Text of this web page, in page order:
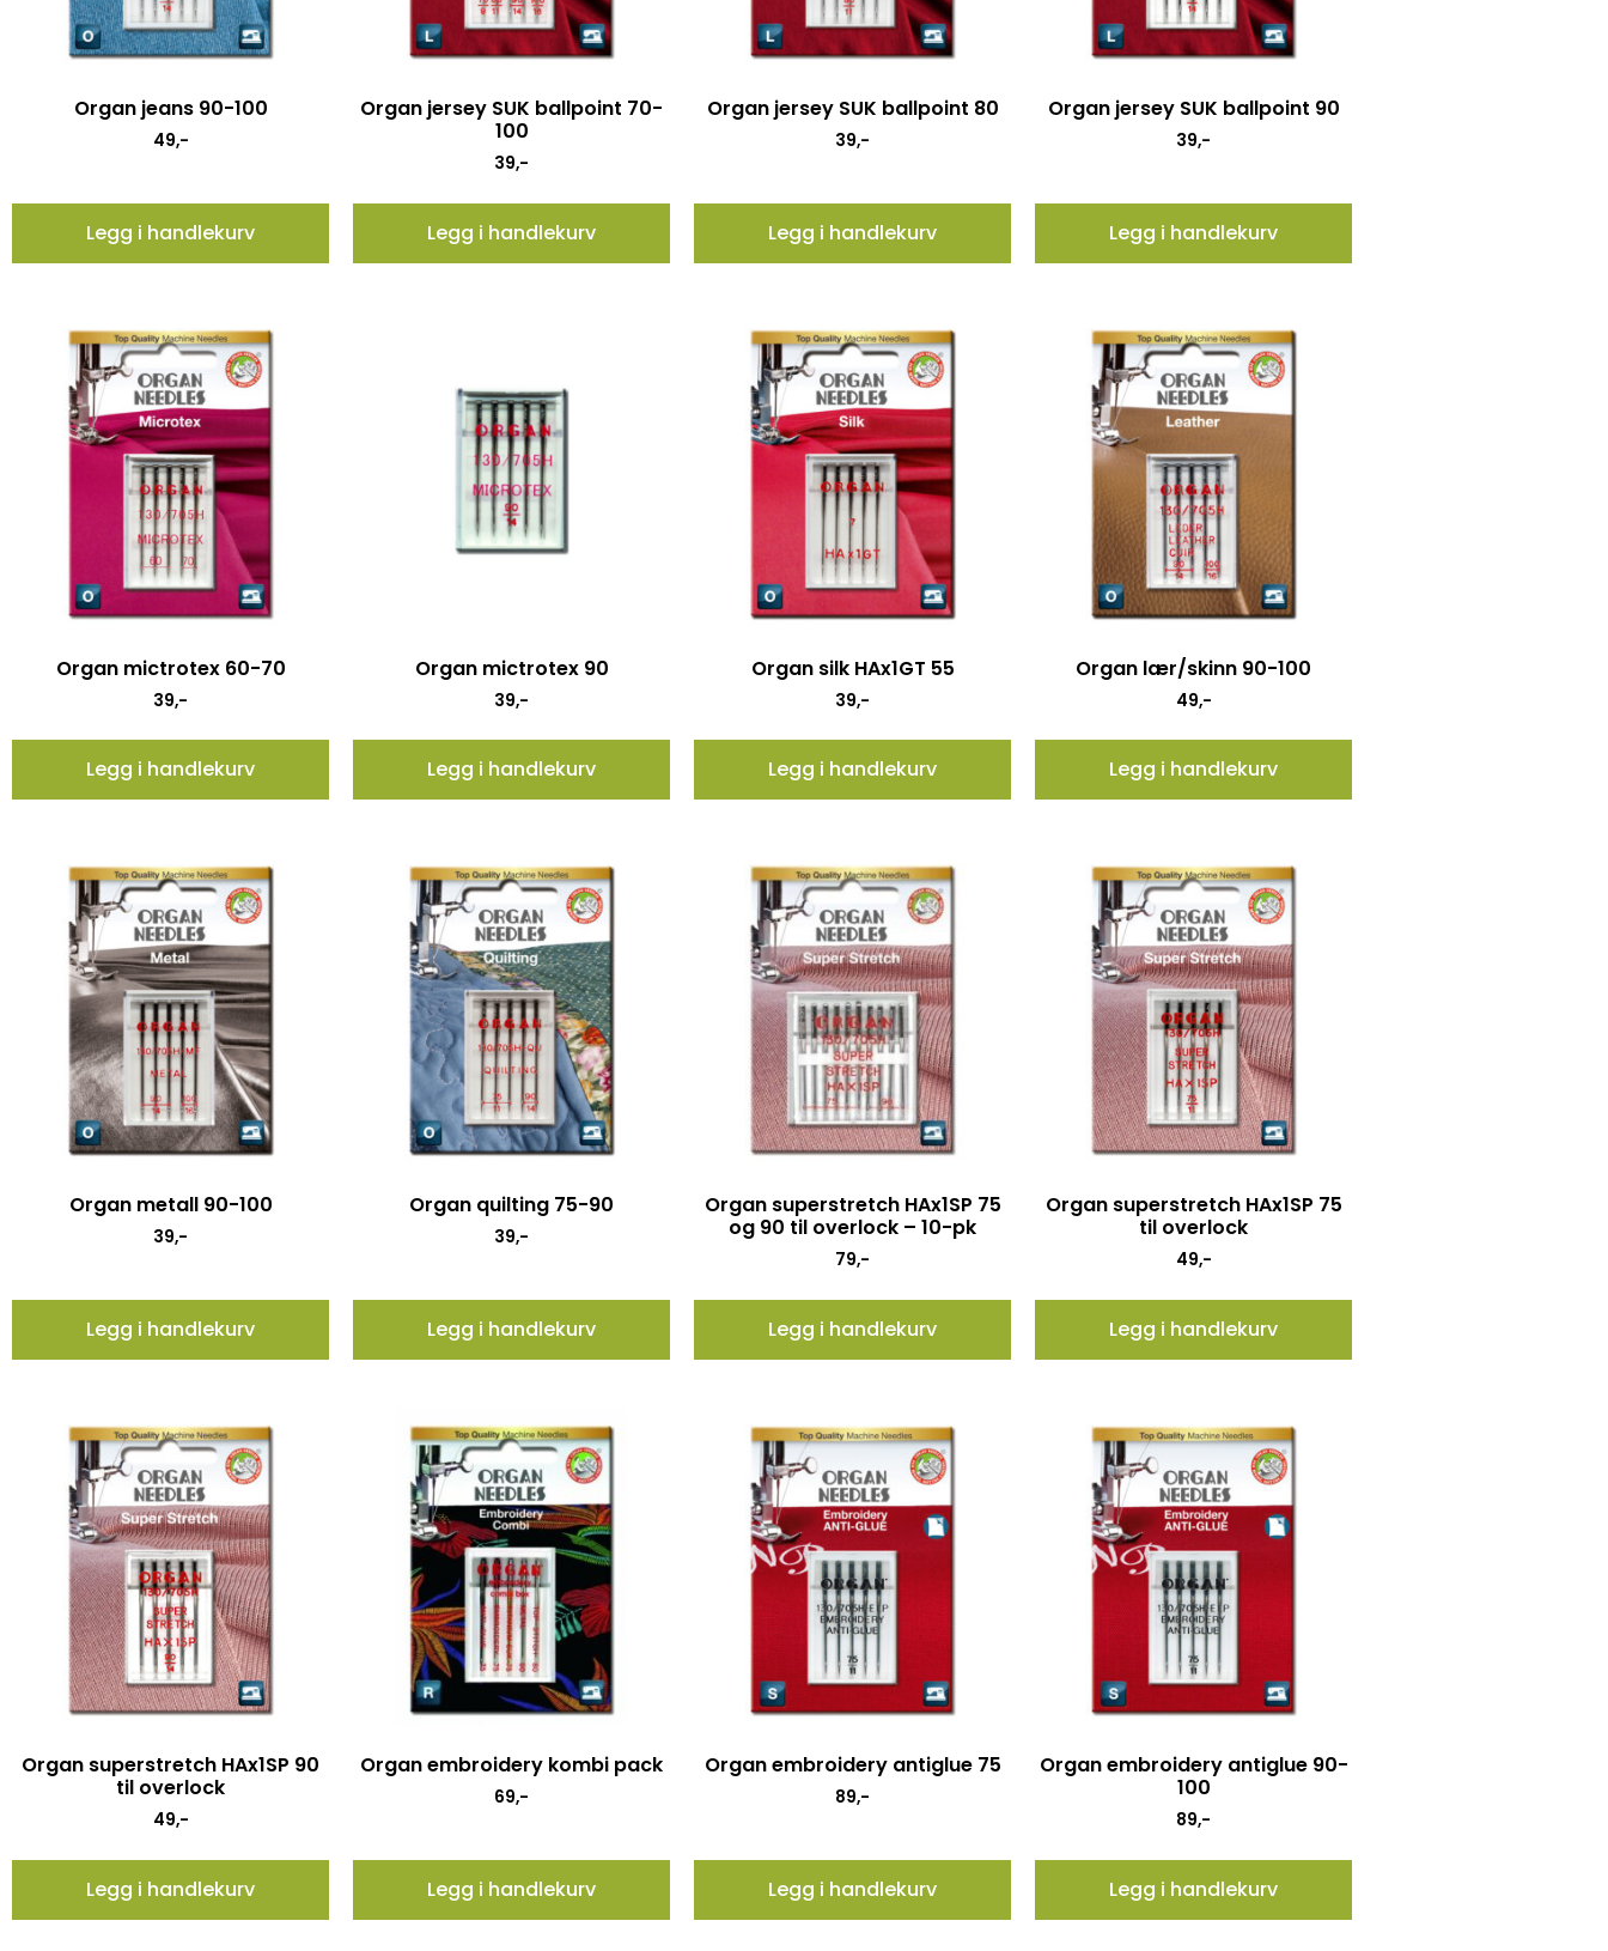
Organ jeans 90-100
49,-
Legg i handlekurv
Organ jersey SUK ballpoint 70-
100
39,-
Legg i handlekurv
Organ jersey SUK ballpoint 80
39,-
Legg i handlekurv
Organ jersey SUK ballpoint 90
39,-
Legg i handlekurv
Organ mictrotex 60-70
39,-
Legg i handlekurv
Organ mictrotex 90
39,-
Legg i handlekurv
Organ silk HAx1GT 55
39,-
Legg i handlekurv
Organ lær/skinn 90-100
49,-
Legg i handlekurv
Organ metall 90-100
39,-
Legg i handlekurv
Organ quilting 75-90
39,-
Legg i handlekurv
Organ superstretch HAx1SP 75
og 90 til overlock – 10-pk
79,-
Legg i handlekurv
Organ superstretch HAx1SP 75
til overlock
49,-
Legg i handlekurv
Organ superstretch HAx1SP 90
til overlock
49,-
Legg i handlekurv
Organ embroidery kombi pack
69,-
Legg i handlekurv
Organ embroidery antiglue 75
89,-
Legg i handlekurv
Organ embroidery antiglue 90-
100
89,-
Legg i handlekurv